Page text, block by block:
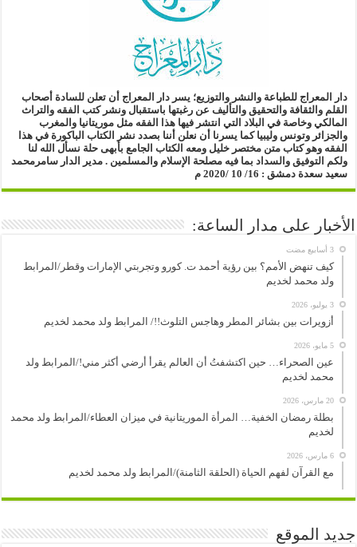
دار المعراج للطباعة والنشر والتوزيع؛ يسر دار المعراج أن تعلن للسادة أصحاب
القلم والثقافة والتحقيق والتأليف عن رغبتها باستقبال ونشر كتب الفقه والتراث
المالكي وخاصة في البلاد التي انتشر فيها هذا الفقه مثل موريتانيا والمغرب
والجزائر وتونس وليبيا كما يسرنا أن نعلن أننا بصدد نشر الكتاب الباكورة في هذا
الفقه وهو كتاب متن مختصر خليل ومعه الكتاب الجامع بأبهى حلة نسأل الله لنا
ولكم التوفيق والسداد بما فيه مصلحة الإسلام والمسلمين . مدير الدار سامرمحمد
سعيد سعدة دمشق : 16/ 10 /2020 م
الأخبار على مدار الساعة:
‏3 أسابيع مضت
كيف تنهض الأمم؟ بين رؤية أحمد ت. كورو وتجربتي الإمارات وقطر/المرابط
ولد محمد لخديم
3 يوليو، 2026
أزويرات بين بشائر المطر وهاجس التلوث!!/ المرابط ولد محمد لخديم
5 مايو، 2026
عين الصحراء… حين اكتشفتُ أن العالم يقرأ أرضي أكثر مني!/المرابط ولد
محمد لخديم
20 مارس، 2026
بطلة رمضان الخفية… المرأة الموريتانية في ميزان العطاء/المرابط ولد محمد
لخديم
6 مارس، 2026
مع القرآن لفهم الحياة (الحلقة الثامنة)/المرابط ولد محمد لخديم
جديد الموقع